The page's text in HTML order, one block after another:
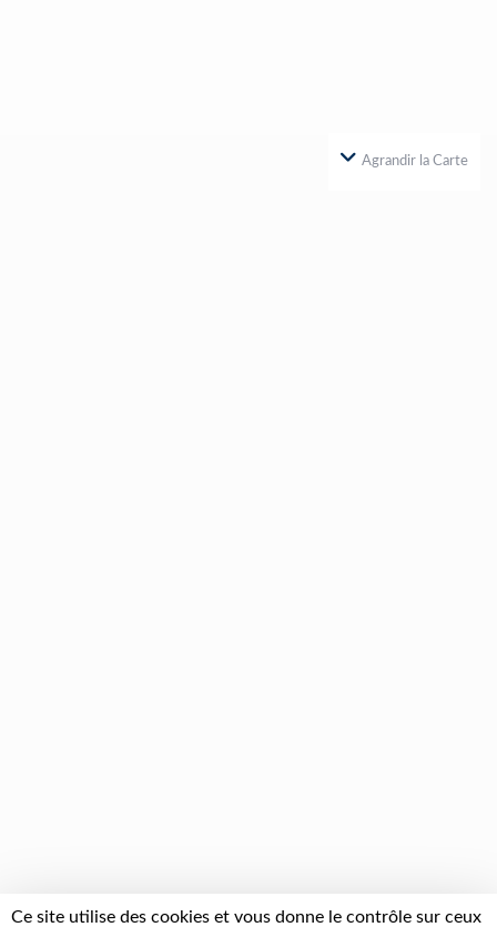
Agrandir la Carte
Ce site utilise des cookies et vous donne le contrôle sur ceux